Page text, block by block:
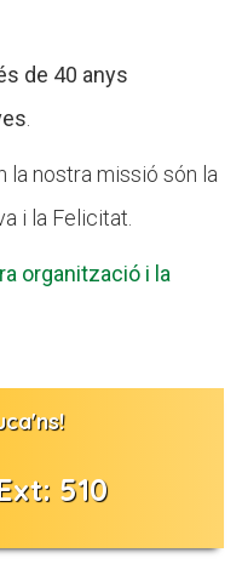
de 40 anys
la nostra missió són la
i la Felicitat.
organització i la
510